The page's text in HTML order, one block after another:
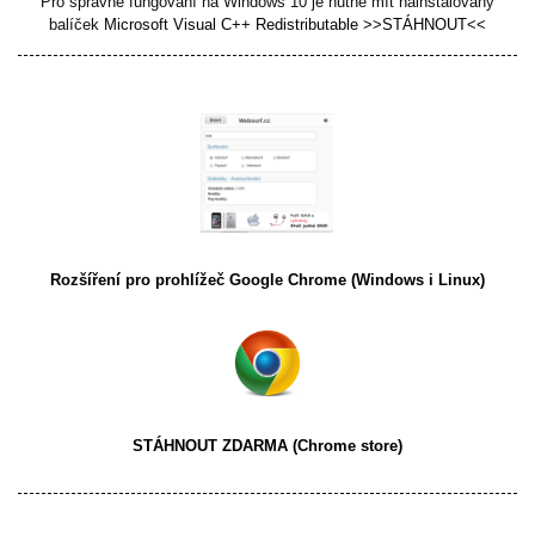
balíček Microsoft Visual C++ Redistributable >>STÁHNOUT<<
Rozšíření pro prohlížeč Google Chrome (Windows i Linux)
STÁHNOUT ZDARMA (Chrome store)